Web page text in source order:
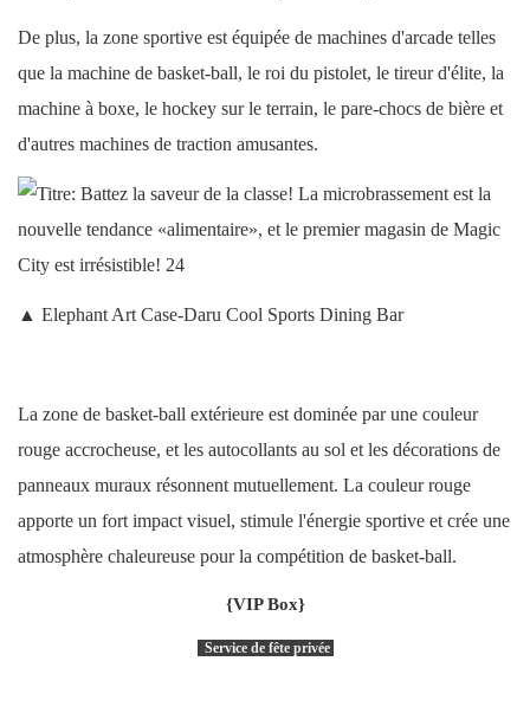
De plus, la zone sportive est équipée de machines d'arcade telles
que la machine de basket-ball, le roi du pistolet, le tireur d'élite, la
machine à boxe, le hockey sur le terrain, le pare-chocs de bière et
d'autres machines de traction amusantes.
▲ Elephant Art Case-Daru Cool Sports Dining Bar
La zone de basket-ball extérieure est dominée par une couleur
rouge accrocheuse, et les autocollants au sol et les décorations de
panneaux muraux résonnent mutuellement. La couleur rouge
apporte un fort impact visuel, stimule l'énergie sportive et crée une
atmosphère chaleureuse pour la compétition de basket-ball.
{VIP Box}
Service de fête privée